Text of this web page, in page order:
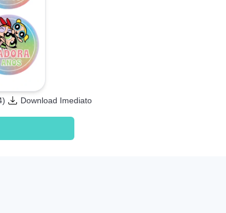
Download Imediato